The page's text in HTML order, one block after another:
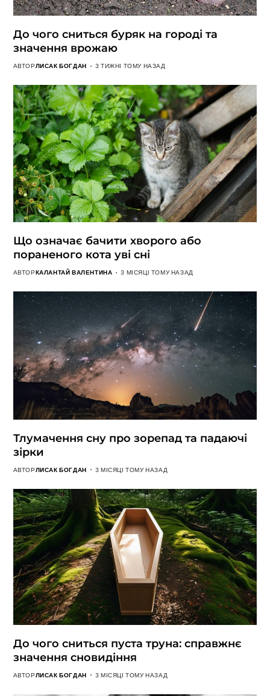
До чого сниться буряк на городі та
значення врожаю
АВТОРЛИСАК БОГДАН 3 ТИЖНІ ТОМУ НАЗАД
Що означає бачити хворого або
пораненого кота уві сні
АВТОРКАЛАНТАЙ ВАЛЕНТИНА 3 МІСЯЦІ ТОМУ НАЗАД
Тлумачення сну про зорепад та падаючі
зірки
АВТОРЛИСАК БОГДАН 3 МІСЯЦІ ТОМУ НАЗАД
До чого сниться пуста труна: справжнє
значення сновидіння
АВТОРЛИСАК БОГДАН 3 МІСЯЦІ ТОМУ НАЗАД